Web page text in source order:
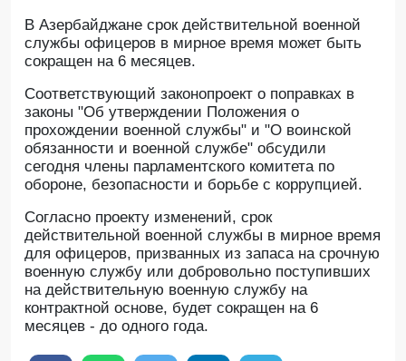
В Азербайджане срок действительной военной
службы офицеров в мирное время может быть
сокращен на 6 месяцев.
Соответствующий законопроект о поправках в
законы "Об утверждении Положения о
прохождении военной службы" и "О воинской
обязанности и военной службе" обсудили
сегодня члены парламентского комитета по
обороне, безопасности и борьбе с коррупцией.
Согласно проекту изменений, срок
действительной военной службы в мирное время
для офицеров, призванных из запаса на срочную
военную службу или добровольно поступивших
на действительную военную службу на
контрактной основе, будет сокращен на 6
месяцев - до одного года.